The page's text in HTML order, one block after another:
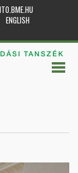
ENGLISH
TANSZÉK